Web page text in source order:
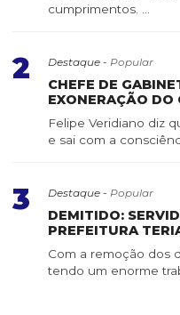
cumprimentos. ...
2 Destaque - Popular
CHEFE DE
EXONERAÇÃO DO
Felipe Veridiano diz
e sai com a
3 Destaque - Popular
DEMITIDO:
PREFEITURA
SERVIDOR DE
Com a remoção dos
tendo um enorme